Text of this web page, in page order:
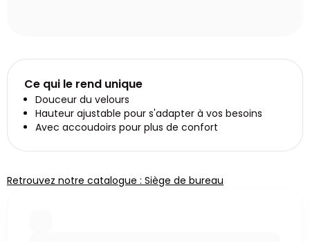
Ce qui le rend unique
Douceur du velours
Hauteur ajustable pour s'adapter à vos besoins
Avec accoudoirs pour plus de confort
Retrouvez notre catalogue : Siège de bureau